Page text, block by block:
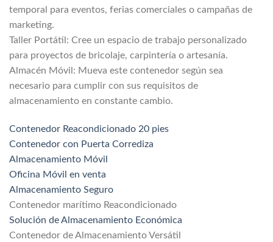
temporal para eventos, ferias comerciales o campañas de
marketing.
Taller Portátil: Cree un espacio de trabajo personalizado
para proyectos de bricolaje, carpintería o artesanía.
Almacén Móvil: Mueva este contenedor según sea
necesario para cumplir con sus requisitos de
almacenamiento en constante cambio.
Contenedor Reacondicionado 20 pies
Contenedor con Puerta Corrediza
Almacenamiento Móvil
Oficina Móvil en venta
Almacenamiento Seguro
Contenedor marítimo Reacondicionado
Solución de Almacenamiento Económica
Contenedor de Almacenamiento Versátil